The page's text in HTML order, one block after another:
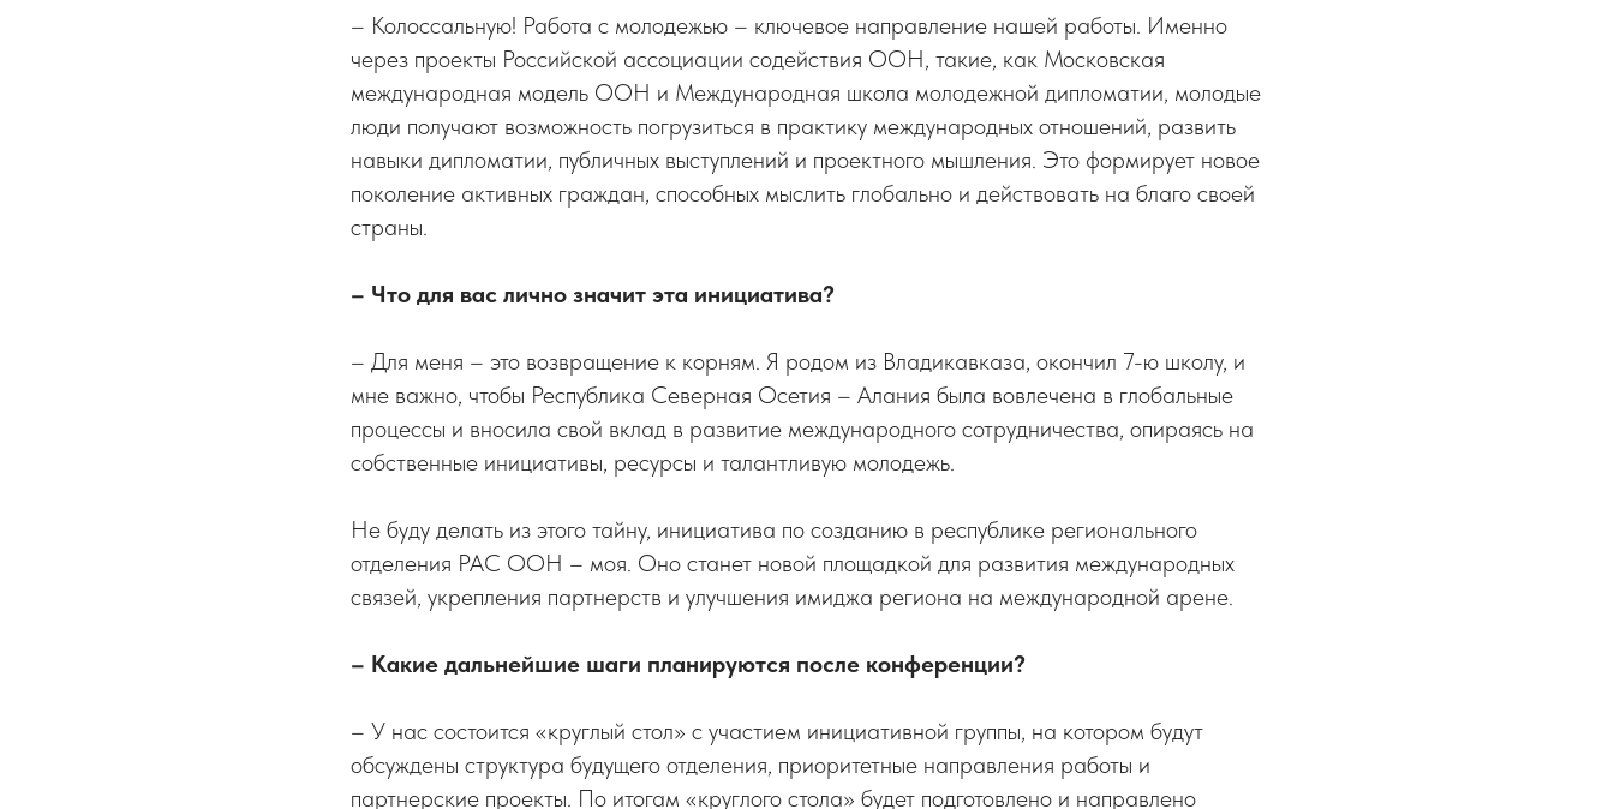
– Колоссальную! Работа с молодежью – ключевое направление нашей работы. Именно
через проекты Российской ассоциации содействия ООН, такие, как Московская
международная модель ООН и Международная школа молодежной дипломатии, молодые
люди получают возможность погрузиться в практику международных отношений, развить
навыки дипломатии, публичных выступлений и проектного мышления. Это формирует новое
поколение активных граждан, способных мыслить глобально и действовать на благо своей
страны.
– Что для вас лично значит эта инициатива?
– Для меня – это возвращение к корням. Я родом из Владикавказа, окончил 7-ю школу, и
мне важно, чтобы Республика Северная Осетия – Алания была вовлечена в глобальные
процессы и вносила свой вклад в развитие международного сотрудничества, опираясь на
собственные инициативы, ресурсы и талантливую молодежь.
Не буду делать из этого тайну, инициатива по созданию в республике регионального
отделения РАС ООН – моя. Оно станет новой площадкой для развития международных
связей, укрепления партнерств и улучшения имиджа региона на международной арене.
– Какие дальнейшие шаги планируются после конференции?
– У нас состоится «круглый стол» с участием инициативной группы, на котором будут
обсуждены структура будущего отделения, приоритетные направления работы и
партнерские проекты. По итогам «круглого стола» будет подготовлено и направлено